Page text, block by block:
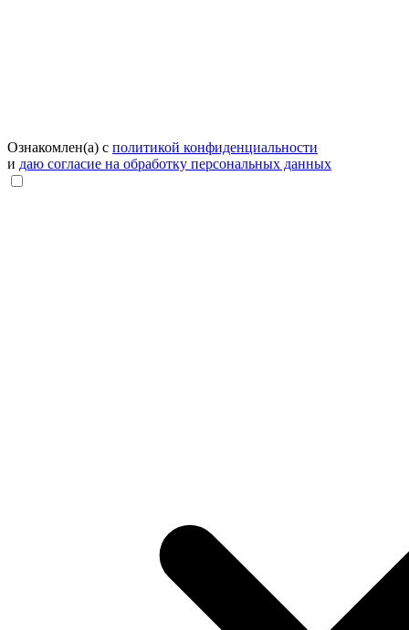
Ознакомлен(а) с политикой конфиденциальности
и даю согласие на обработку персональных данных